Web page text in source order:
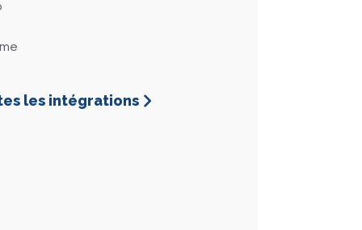
les intégrations